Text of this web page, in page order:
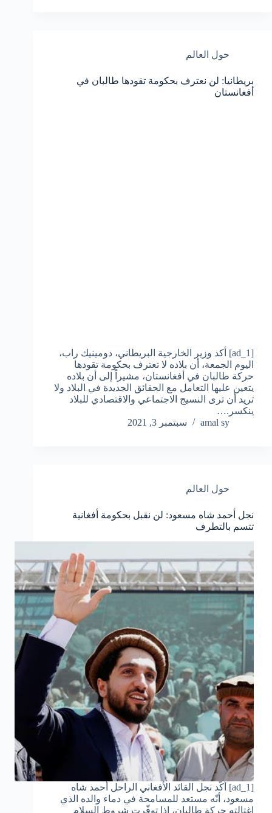
حول العالم
بريطانيا: لن نعترف بحكومة تقودها طالبان في
أفغانستان
[ad_1] أكد وزير الخارجية البريطاني، دومينيك راب،
اليوم الجمعة، أن بلاده لا تعترف بحكومة تقودها
حركة طالبان في أفغانستان، مشيراً إلى أن بلاده
يتعين عليها التعامل مع الحقائق الجديدة في البلاد ولا
تريد أن ترى النسيج الاجتماعي والاقتصادي للبلاد
ينكسر.…
amal sy
سبتمبر 3, 2021
حول العالم
نجل أحمد شاه مسعود: لن نقبل بحكومة أفغانية
تتسم بالتطرف
[ad_1] أكّد نجل القائد الأفغاني الراحل أحمد شاه
مسعود، أنّه مستعد للمسامحة في دماء والده الذي
اغتالته حركة طالبان، إذا توفّرت شروط السلام